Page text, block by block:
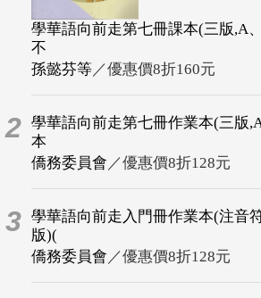
學華語向前走第七冊課本(三版,A
不
孫懿芬等／優惠價8折160元
2 學華語向前走第七冊作業本(三版
本
僑務委員會 ／優惠價8折128元
3 學華語向前走入門冊作業本(注音
版)(
僑務委員會 ／優惠價8折128元